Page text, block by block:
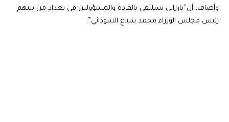
وأضاف، أن”بارزاني سيلتقي بالقادة والمسؤولين في بغداد من بينهم
رئيس مجلس الوزراء محمد شياع السوداني”.